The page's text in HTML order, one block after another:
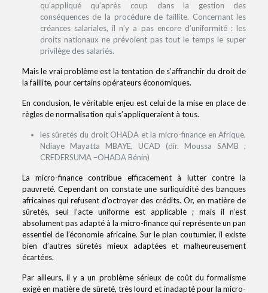
qu’appliqué qu’après coup dans la gestion des
conséquences de la procédure de faillite. Concernant les
créances salariales, il n’y a pas encore d’uniformité : les
droits nationaux ne prévoient pas tout le temps le super
privilège des salariés.
Mais le vrai problème est la tentation de s’affranchir du droit de
la faillite, pour certains opérateurs économiques.
En conclusion, le véritable enjeu est celui de la mise en place de
règles de normalisation qui s’appliqueraient à tous.
les sûretés du droit OHADA et la micro-finance en Afrique,
Ndiaye Mayatta MBAYE, UCAD (dir. Moussa SAMB ;
CREDERSUMA –OHADA Bénin)
La micro-finance contribue efficacement à lutter contre la
pauvreté. Cependant on constate une surliquidité des banques
africaines qui refusent d’octroyer des crédits. Or, en matière de
sûretés, seul l’acte uniforme est applicable ; mais il n’est
absolument pas adapté à la micro-finance qui représente un pan
essentiel de l’économie africaine. Sur le plan coutumier, il existe
bien d’autres sûretés mieux adaptées et malheureusement
écartées.
Par ailleurs, il y a un problème sérieux de coût du formalisme
exigé en matière de sûreté, très lourd et inadapté pour la micro-